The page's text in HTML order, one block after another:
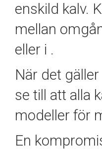
enskild kalv.
mellan
eller i .
När det
se till att alla
modeller för
En